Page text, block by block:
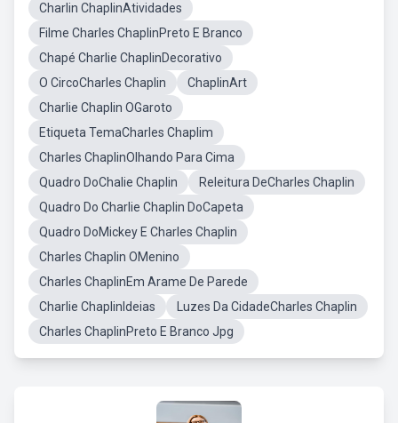
Charlin ChaplinAtividades
Filme Charles ChaplinPreto E Branco
Chapé Charlie ChaplinDecorativo
O CircoCharles Chaplin
ChaplinArt
Charlie Chaplin OGaroto
Etiqueta TemaCharles Chaplim
Charles ChaplinOlhando Para Cima
Quadro DoChalie Chaplin
Releitura DeCharles Chaplin
Quadro Do Charlie Chaplin DoCapeta
Quadro DoMickey E Charles Chaplin
Charles Chaplin OMenino
Charles ChaplinEm Arame De Parede
Charlie ChaplinIdeias
Luzes Da CidadeCharles Chaplin
Charles ChaplinPreto E Branco Jpg